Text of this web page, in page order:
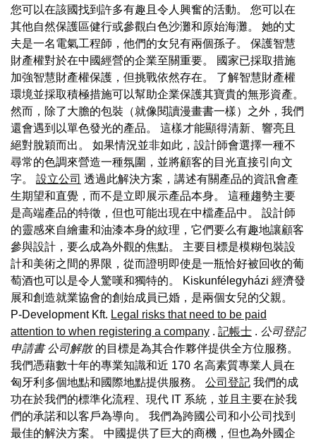
您可以在該國找到許多有趣且令人興奮的活動。 您可以在
其他自然保護區健行或參觀白色沙灘和原始海灘。 她的丈
夫是一名電氣工程師，他們的女兒有兩個孫子。 保護智慧
財產權對於在中國經營的企業至關重要。 國家已採取措施
加強智慧財產權保護，但挑戰依然存在。 了解智慧財產權
環境並採取積極措施可以幫助企業保護其寶貴的無形資產。
然而，除了大膽的包裝（就像閱讀漫畫書一樣）之外，我們
還會遇到以單色發光的產品。 這樣才能顯得清新、響亮且
絕對脫穎而出。 如果情況並非如此，設計師會選擇一種不
尋常的色調來營造一種氛圍，並將顧客的目光直接引向文
字。 設立公司 透過此解決方案，講述有關產品的資訊會產
生期望和直覺，而不是立即展示產品本身。 這種趨勢主要
是高端產品的特徵，但也可能出現在中檔產品中。 設計師
的靈感來自繪畫和油漆本身的紋理，它們要么有趣地讓顧客
參與設計，要么成為外觀的焦點。 主要目標是模糊包裝設
計和美術之間的界限，從而證明即使是一瓶恰好被回收的葡
萄酒也可以是令人驚嘆和獨特的。 Kiskunfélegyházi 經濟發
展和創造就業協會的創始成員已婚，是兩個女兒的父親。
P-Development Kft. Legal risks that need to be paid
attention to when registering a company . 記帳士 . 公司登記
申請書 公司解散的目標是為其合作夥伴提供全方位服務。
我們憑藉數十年的專業知識和近 170 名高素質專業人員在
匈牙利多個地點和國際地點提供服務。 公司登記 我們的成
功在於我們的標準化流程、現代 IT 系統，並且主要在於我
們的承諾和以客戶為導向。 我們為跨國公司和小公司找到
最佳的解決方案。 中國提供了巨大的商機，但也為外國企